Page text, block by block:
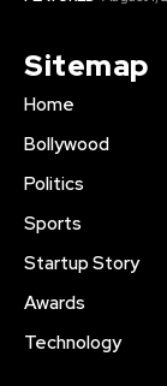
Sitemap
Home
Bollywood
Politics
Sports
Startup Story
Awards
Technology